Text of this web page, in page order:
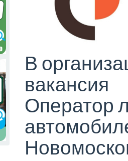
В
вакансия
Оператор